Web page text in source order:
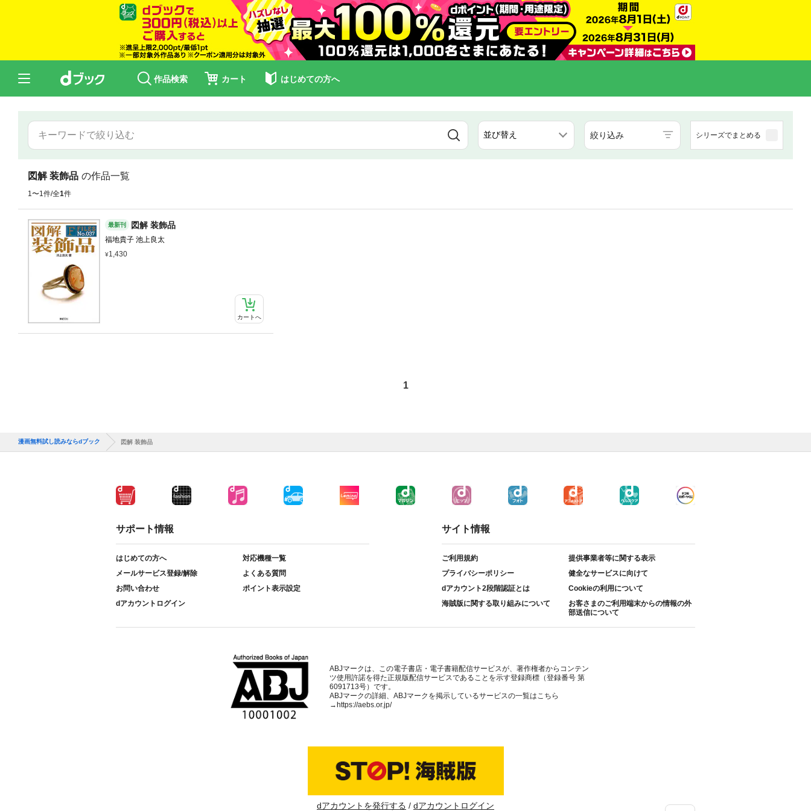
作品検索 カート はじめての方へ
絞り込み シリーズでまとめる
図解 装飾品 の作品一覧
1〜1件/全1件
最新刊 図解 装飾品
福地貴子 池上良太
1,430
カートへ
1
漫画無料試し読みならdブック 図解 装飾品
サポート情報
はじめての方へ
対応機種一覧
メールサービス登録/解除
よくある質問
お問い合わせ
ポイント表示設定
dアカウントログイン
サイト情報
ご利用規約
提供事業者等に関する表示
プライバシーポリシー
健全なサービスに向けて
dアカウント2段階認証とは
Cookieの利用について
海賊版に関する取り組みについて
お客さまのご利用端末からの情報の外
部送信について
ABJマークは、この電子書店・電子書籍配信サービスが、著作権者からコンテン
ツ使用許諾を得た正規版配信サービスであることを示す登録商標（登録番号 第
6091713号）です。
ABJマークの詳細、ABJマークを掲示しているサービスの一覧はこちら
→https://aebs.or.jp/
dアカウントを発行する dアカウントログイン